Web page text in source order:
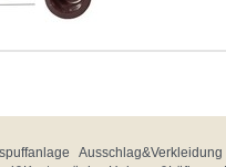
Ausschlag&Verkleidung